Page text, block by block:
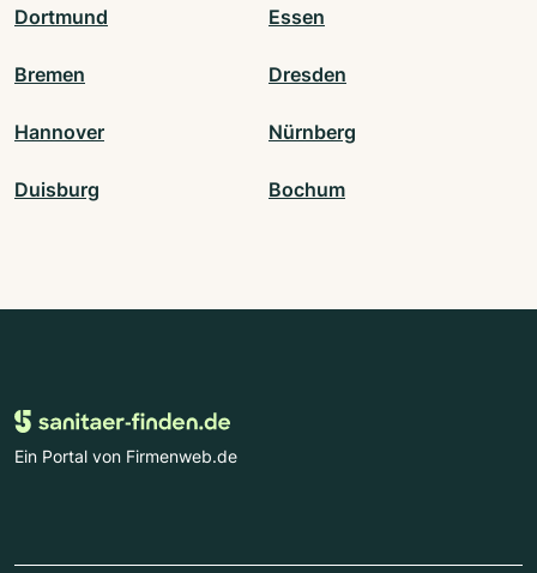
Dortmund Essen
Bremen Dresden
Hannover Nürnberg
Duisburg Bochum
Ein Portal von Firmenweb.de